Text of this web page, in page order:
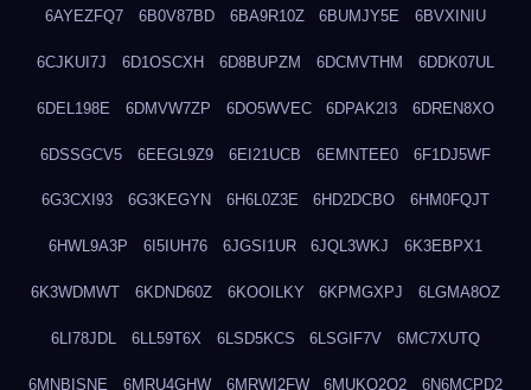
6AYEZFQ7 6B0V87BD 6BA9R10Z 6BUMJY5E 6BVXINIU
6CJKUI7J 6D1OSCXH 6D8BUPZM 6DCMVTHM 6DDK07UL
6DEL198E 6DMVW7ZP 6DO5WVEC 6DPAK2I3 6DREN8XO
6DSSGCV5 6EEGL9Z9 6EI21UCB 6EMNTEE0 6F1DJ5WF
6G3CXI93 6G3KEGYN 6H6L0Z3E 6HD2DCBO 6HM0FQJT
6HWL9A3P 6I5IUH76 6JGSI1UR 6JQL3WKJ 6K3EBPX1
6K3WDMWT 6KDND60Z 6KOOILKY 6KPMGXPJ 6LGMA8OZ
6LI78JDL 6LL59T6X 6LSD5KCS 6LSGIF7V 6MC7XUTQ
6MNBISNE 6MRU4GHW 6MRWI2FW 6MUKQ2Q2 6N6MCPD2